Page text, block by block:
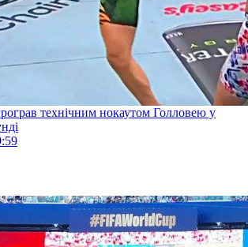
технічним нокаутом Голловею у